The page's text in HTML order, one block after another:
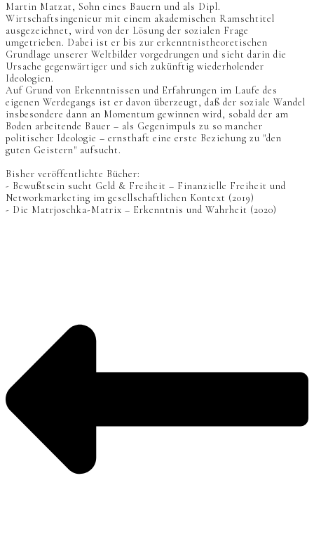
Martin Matzat, Sohn eines Bauern und als Dipl.
Wirtschaftsingenieur mit einem akademischen Ramschtitel
ausgezeichnet, wird von der Lösung der sozialen Frage
umgetrieben. Dabei ist er bis zur erkenntnistheoretischen
Grundlage unserer Weltbilder vorgedrungen und sieht darin die
Ursache gegenwärtiger und sich zukünftig wiederholender
Ideologien.
Auf Grund von Erkenntnissen und Erfahrungen im Laufe des
eigenen Werdegangs ist er davon überzeugt, daß der soziale Wandel
insbesondere dann an Momentum gewinnen wird, sobald der am
Boden arbeitende Bauer – als Gegenimpuls zu so mancher
politischer Ideologie – ernsthaft eine erste Beziehung zu "den
guten Geistern" aufsucht.
Bisher veröffentlichte Bücher:
- Bewußtsein sucht Geld & Freiheit – Finanzielle Freiheit und
Networkmarketing im gesellschaftlichen Kontext (2019)
- Die Matrjoschka-Matrix – Erkenntnis und Wahrheit (2020)